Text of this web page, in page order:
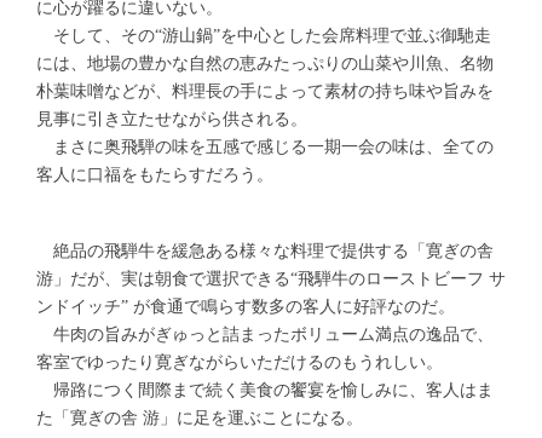
に心が躍るに違いない。
そして、その“游山鍋”を中心とした会席料理で並ぶ御馳走
には、地場の豊かな自然の恵みたっぷりの山菜や川魚、名物
朴葉味噌などが、料理長の手によって素材の持ち味や旨みを
見事に引き立たせながら供される。
まさに奥飛騨の味を五感で感じる一期一会の味は、全ての
客人に口福をもたらすだろう。
絶品の飛騨牛を緩急ある様々な料理で提供する「寛ぎの舎
游」だが、実は朝食で選択できる“飛騨牛のローストビーフ サ
ンドイッチ” が食通で鳴らす数多の客人に好評なのだ。
牛肉の旨みがぎゅっと詰まったボリューム満点の逸品で、
客室でゆったり寛ぎながらいただけるのもうれしい。
帰路につく間際まで続く美食の饗宴を愉しみに、客人はま
た「寛ぎの舎 游」に足を運ぶことになる。